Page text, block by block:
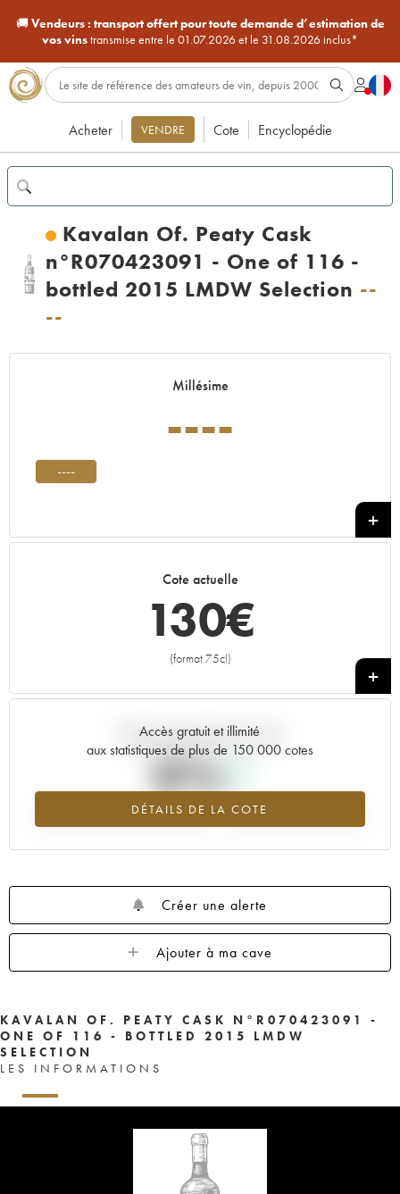
🚚Vendeurs : transport offert pour toute demande d’estimation de
vos vinstransmise entre le 01.07.2026 et le 31.08.2026 inclus*
Acheter VENDRE Cote Encyclopédie
Kavalan Of. Peaty Cask
n°R070423091 - One of 116 -
bottled 2015 LMDW Selection --
--
Millésime
----
----
Cote actuelle
130€
(format 75cl)
+
Accès gratuit et illimité
aux statistiques de plus de 150 000 cotes
DÉTAILS DE LA COTE
Tendance actuelle de la cote
0%
Tendance à la hausse du millésime ---- en 2026 par rapport à 2025
Créer une alerte
Ajouter à ma cave
KAVALAN OF. PEATY CASK N°R070423091 -
ONE OF 116 - BOTTLED 2015 LMDW
SELECTION
LES INFORMATIONS